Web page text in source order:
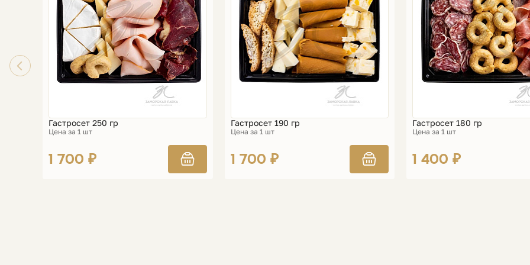
Гастросет 250 гр
Цена за 1 шт
1 700 ₽
Гастросет 190 гр
Цена за 1 шт
1 700 ₽
Гастросет 180 гр
Цена за 1 шт
1 400 ₽